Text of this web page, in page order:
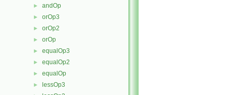
► andOp
► orOp3
► orOp2
► orOp
► equalOp3
► equalOp2
► equalOp
► lessOp3